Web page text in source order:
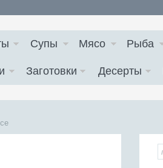
Супы Мясо Рыба
Заготовки Десерты